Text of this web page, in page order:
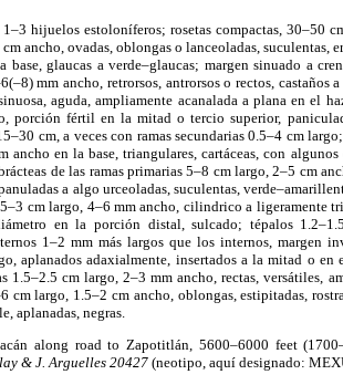
hijuelos estoloníferos; rosetas compactas, 30–50
ancho, ovadas, oblongas o lanceoladas, suculentas,
base, glaucas a verde–glaucas; margen sinuado a
mm ancho, retrorsos, antrorsos o rectos, castaños
aguda, ampliamente acanalada a plana en el
porción fértil en la mitad o tercio superior,
cm, a veces con ramas secundarias 0.5–4 cm
en la base, triangulares, cartáceas, con
de las ramas primarias 5–8 cm largo, 2–5 cm
a algo urceoladas, suculentas,
cm largo, 4–6 mm ancho, cilindrico a ligeramente
en la porción distal, sulcado; tépalos
1–2 mm más largos que los internos, margen
aplanados adaxialmente, insertados a la mitad o en
1.5–2.5 cm largo, 2–3 mm ancho, rectas, versátiles,
largo, 1.5–2 cm ancho, oblongas, estipitadas,
aplanadas, negras.
along road to Zapotitlán, 5600–6000 feet
& J. Arguelles 20427 (neotipo, aquí designado: